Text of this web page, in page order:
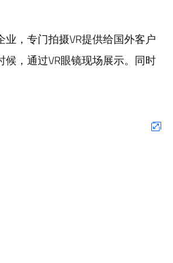
业，专门拍摄VR提供给国外客户
候，通过VR眼镜现场展示。同时